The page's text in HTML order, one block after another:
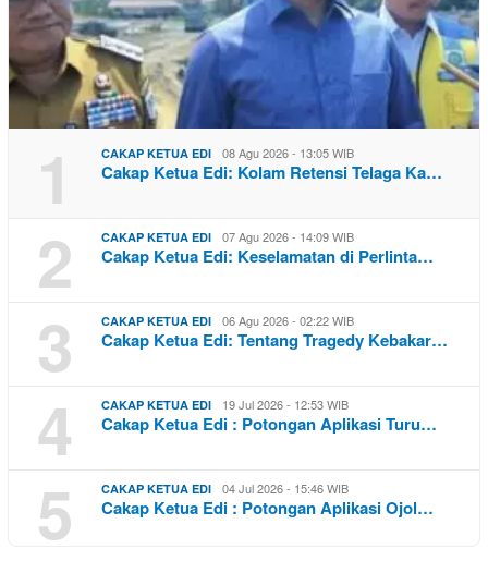
1 CAKAP KETUA EDI 08 Agu 2026 - 13:05 WIB
Cakap Ketua Edi: Kolam Retensi Telaga Ka…
2 CAKAP KETUA EDI 07 Agu 2026 - 14:09 WIB
Cakap Ketua Edi: Keselamatan di Perlinta…
3 CAKAP KETUA EDI 06 Agu 2026 - 02:22 WIB
Cakap Ketua Edi: Tentang Tragedy Kebakar…
4 CAKAP KETUA EDI 19 Jul 2026 - 12:53 WIB
Cakap Ketua Edi : Potongan Aplikasi Turu…
5 CAKAP KETUA EDI 04 Jul 2026 - 15:46 WIB
Cakap Ketua Edi : Potongan Aplikasi Ojol…